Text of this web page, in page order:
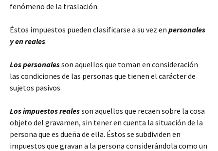
fenómeno de la traslación.
Éstos impuestos pueden clasificarse a su vez en personales
y en reales.
Los personalesson aquellos que toman en consideración
las condiciones de las personas que tienen el carácter de
sujetos pasivos.
Los impuestos realesson aquellos que recaen sobre la cosa
objeto del gravamen, sin tener en cuenta la situación de la
persona que es dueña de ella. Éstos se subdividen en
impuestos que gravan a la persona considerándola como un